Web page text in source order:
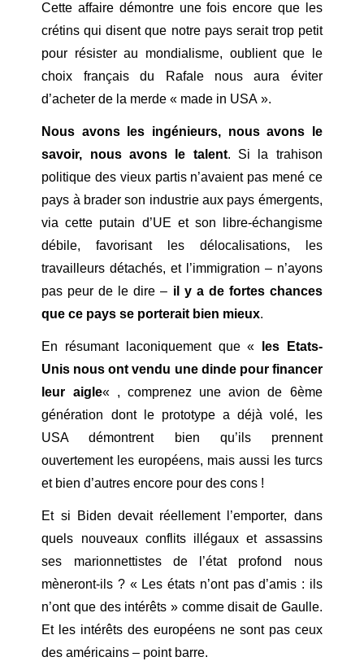
Cette affaire démontre une fois encore que les
crétins qui disent que notre pays serait trop petit
pour résister au mondialisme, oublient que le
choix français du Rafale nous aura éviter
d’acheter de la merde « made in USA ».
Nous avons les ingénieurs, nous avons le
savoir, nous avons le talent. Si la trahison
politique des vieux partis n’avaient pas mené ce
pays à brader son industrie aux pays émergents,
via cette putain d’UE et son libre-échangisme
débile, favorisant les délocalisations, les
travailleurs détachés, et l’immigration – n’ayons
pas peur de le dire – il y a de fortes chances
que ce pays se porterait bien mieux.
En résumant laconiquement que «
les Etats-
Unis nous ont vendu une dinde pour financer
leur aigle« , comprenez une avion de 6ème
génération dont le prototype a déjà volé, les
USA démontrent bien qu’ils prennent
ouvertement les européens, mais aussi les turcs
et bien d’autres encore pour des cons !
Et si Biden devait réellement l’emporter, dans
quels nouveaux conflits illégaux et assassins
ses marionnettistes de l’état profond nous
mèneront-ils ? « Les états n’ont pas d’amis : ils
n’ont que des intérêts » comme disait de Gaulle.
Et les intérêts des européens ne sont pas ceux
des américains – point barre.